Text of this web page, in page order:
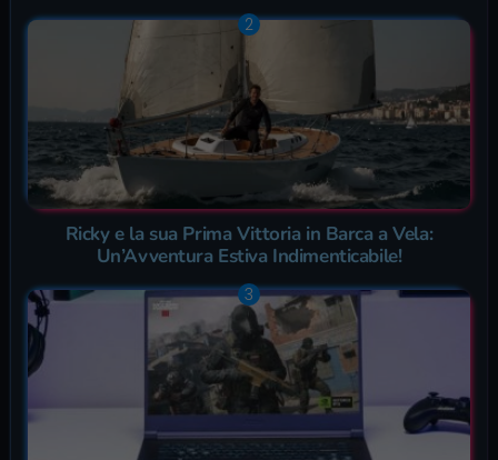
Ricky e la sua Prima Vittoria in Barca a Vela:
Un’Avventura Estiva Indimenticabile!